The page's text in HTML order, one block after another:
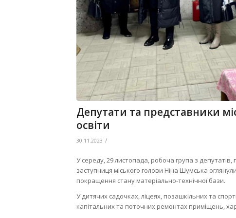
Депутати та представники
освіти
30.11.2023 /
У середу, 29 листопада, робоча група з депутатів,
заступниця міського голови Ніна Шумська
покращення стану матеріально-технічної бази.
У дитячих садочках, ліцеях, позашкільних та
капітальних та поточних ремонтах приміщень,